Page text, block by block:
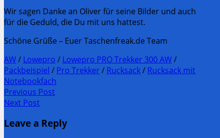
Wir sagen Danke an Oliver für seine Bilder und auch
für die Geduld, die Du mit uns hattest.
Schöne Grüße – Euer Taschenfreak.de Team
AW/ Lowepro / Lowepro PRO Trekker 300 AW/
Packbeispiel / Pro Trekker / Rucksack/ Rucksack mit
Notebookfach
Post
navigation
Previous Post
Previous
Next Post
Post:
Leave a Reply